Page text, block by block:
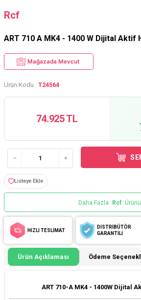
Rcf
ART 710 A MK4 - 1400 W Dijital Aktif
Mağazada Mevcut
Ürün Kodu : T24564
74.925 TL
Listeye Ekle
Daha Fazla Rcf Ürünü
HIZLI TESLİMAT
DİSTRİBÜTÖR
GARANTİLİ
Ürün Açıklaması Ödeme
ART 710-A MK4 - 1400W Dijital